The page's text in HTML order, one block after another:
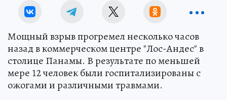
Мощный взрыв прогремел несколько часов
назад в коммерческом центре "Лос-Андес" в
столице Панамы. В результате по меньшей
мере 12 человек были госпитализированы с
ожогами и различными травмами.